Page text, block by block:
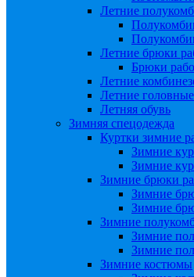
Летние
Летние брюки
Брюки
Летние
Летние
Летняя обувь
Зимняя спецодежда
Куртки зимние
Зимние
Зимние
Зимние брюки
Зимние
Зимние
Зимние
Зимние
Зимние
Зимние костюмы